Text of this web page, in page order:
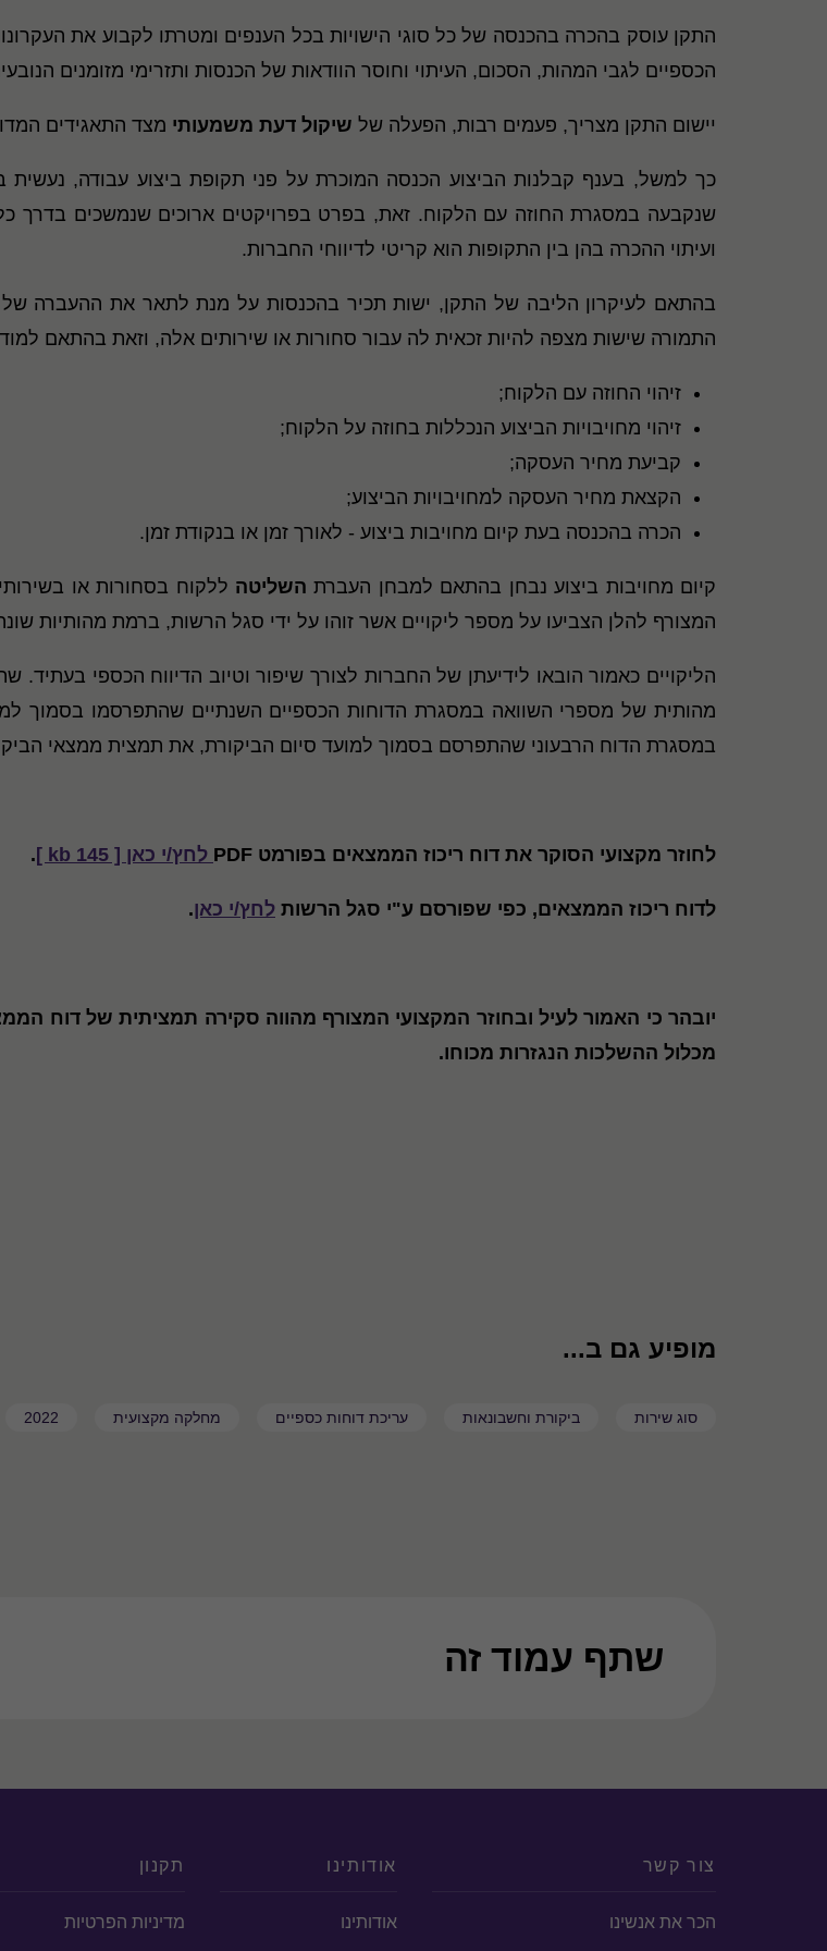
התקן עוסק בהכרה בהכנסה של כל סוגי הישויות בכל הענפים ומטרתו לקבוע את
הכספיים לגבי המהות, הסכום, העיתוי וחוסר הוודאות של הכנסות ותזרימי מזומנים
יישום התקן מצריך, פעמים רבות, הפעלה של שיקול דעת משמעותי מצד התאגידים
כך למשל, בענף קבלנות הביצוע הכנסה המוכרת על פני תקופת ביצוע עבודה,
שנקבעה במסגרת החוזה עם הלקוח. זאת, בפרט בפרויקטים ארוכים שנמשכים בדרך
ועיתוי ההכרה בהן בין התקופות הוא קריטי לדיווחי החברות.
בהתאם לעיקרון הליבה של התקן, ישות תכיר בהכנסות על מנת לתאר את ההעברה
התמורה שישות מצפה להיות זכאית לה עבור סחורות או שירותים אלה, וזאת בהתאם
זיהוי החוזה עם הלקוח;
זיהוי מחויבויות הביצוע הנכללות בחוזה על הלקוח;
קביעת מחיר העסקה;
הקצאת מחיר העסקה למחויבויות הביצוע;
הכרה בהכנסה בעת קיום מחויבות ביצוע - לאורך זמן או בנקודת זמן.
קיום מחויבות ביצוע נבחן בהתאם למבחן העברת השליטה ללקוח בסחורות או
המצורף להלן הצביעו על מספר ליקויים אשר זוהו על ידי סגל הרשות, ברמת מהותיות
הליקויים כאמור הובאו לידיעתן של החברות לצורך שיפור וטיוב הדיווח הכספי
מהותית של מספרי השוואה במסגרת הדוחות הכספיים השנתיים שהתפרסמו בסמוך
במסגרת הדוח הרבעוני שהתפרסם בסמוך למועד סיום הביקורת, את תמצית ממצאי
לחוזר מקצועי הסוקר את דוח ריכוז הממצאים בפורמט PDF לחץ/י כאן [ 145 kb ] .
לדוח ריכוז הממצאים, כפי שפורסם ע"י סגל הרשות לחץ/י כאן.
יובהר כי האמור לעיל ובחוזר המקצועי המצורף מהווה סקירה תמציתית של דוח
מכלול ההשלכות הנגזרות מכוחו.
מופיע גם ב...
סוג שירות ביקורת וחשבונאות עריכת דוחות כספיים מחלקה מקצועית 2022
שתף עמוד זה
צור קשר
הכר את אנשינו
אודותינו
אודותינו
תקנון
מדיניות הפרטיות